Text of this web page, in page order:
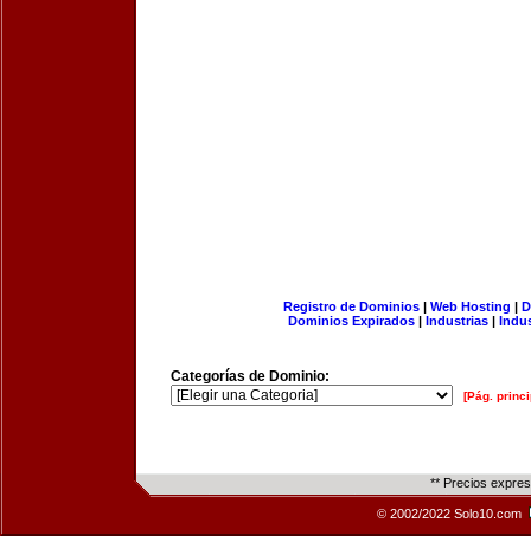
Registro de Dominios| Web Hosting |
Dominios Expirados | Industrias |
Categorías de Dominio:
[Pág.
** Precios
© 2002/2022 Solo10.com